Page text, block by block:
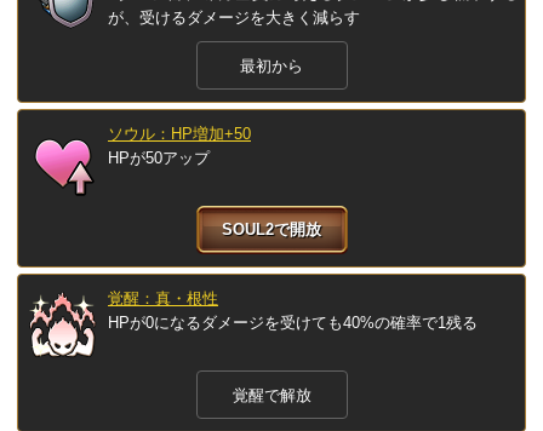
が、受けるダメージを大きく減らす
最初から
ソウル：HP増加+50
HPが50アップ
SOUL2で開放
覚醒：真・根性
HPが0になるダメージを受けても40%の確率で1残る
覚醒で解放